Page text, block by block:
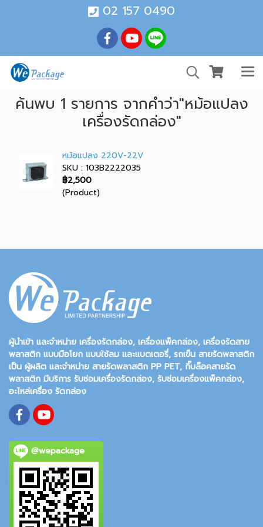
02 157 0490
ค้นพบ 1 รายการ จากคำว่า"หม้อแปลง
เครื่องรัดกล่อง"
หม้อแปลง 220V-22V
SKU : 103B2222035
฿2,500
(Product)
ผู้นำเข้า และจำหน่าย เครื่องรัดกล่อง, เครื่องแพ็คกล่อง, เครื่องรัดสาย
พลาสติก แบบมือโยก แบบใช้ลม และแบตเตอรี่, รถเข็น สายรัดพลาสติก
เป็น ผู้ผลิต และจำหน่าย สายรัดพลาสติก PP PET, กิ๊บล็อคสายรัด
พลาสติก มีบริการ รับซ่อมเครื่องรัดกล่อง, รับซ่อมเครื่องแพ็คกล่อง,
อะไหล่เครื่อง รัดกล่อง
@wepackage